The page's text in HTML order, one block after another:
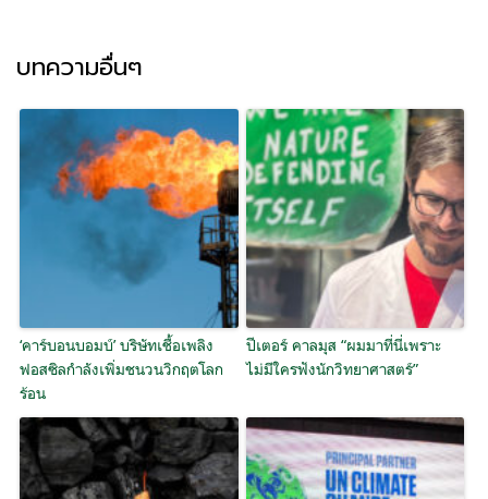
บทความอื่นๆ
‘คาร์บอนบอมบ์’ บริษัทเชื้อเพลิง
ฟอสซิลกำลังเพิ่มชนวนวิกฤตโลก
ร้อน
ปีเตอร์ คาลมุส “ผมมาที่นี่เพราะ
ไม่มีใครฟังนักวิทยาศาสตร์”